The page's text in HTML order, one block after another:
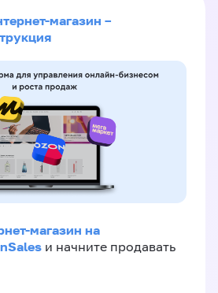
магазин –
магазин на
и начните продавать